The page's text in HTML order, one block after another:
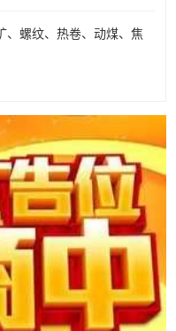
、螺纹、热卷、动煤、焦